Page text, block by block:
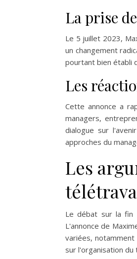
La prise
Le 5 juillet 2023,
un changement
pourtant bien établi
Les
Cette annonce a
managers,
dialogue sur
approches du
Les
Le débat sur la fin
L'annonce de
variées,
sur l'organisation